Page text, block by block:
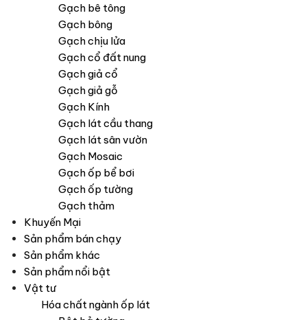
Gạch bê tông
Gạch bông
Gạch chịu lửa
Gạch cổ đất nung
Gạch giả cổ
Gạch giả gỗ
Gạch Kính
Gạch lát cầu thang
Gạch lát sân vườn
Gạch Mosaic
Gạch ốp bể bơi
Gạch ốp tường
Gạch thảm
Khuyến Mại
Sản phẩm bán chạy
Sản phẩm khác
Sản phẩm nổi bật
Vật tư
Hóa chất ngành ốp lát